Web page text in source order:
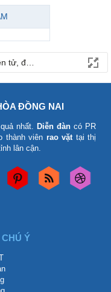
tử, điện lạnh
ĐỒNG NAI
nhất. Diễn đàn có PR
thành viên rao vặt tại thị
lân cận.
Ý